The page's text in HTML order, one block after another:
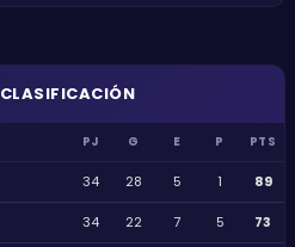
CLASIFICACIÓN
PJ G E P PTS
34 28 5 1 89
34 22 7 5 73